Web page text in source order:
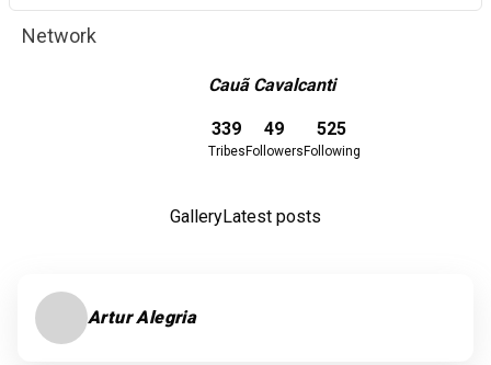
Network
Cauã Cavalcanti
339
Tribes
49
Followers
525
Following
GalleryLatest posts
Artur Alegria